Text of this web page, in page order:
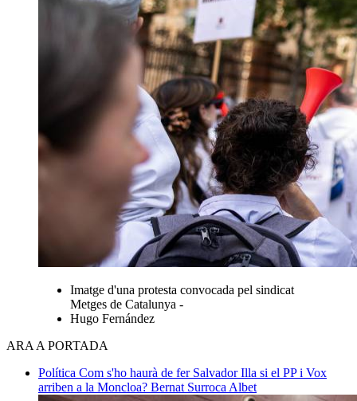
Imatge d'una protesta convocada pel sindicat
Metges de Catalunya -
Hugo Fernández
ARA A PORTADA
Política Com s'ho haurà de fer Salvador Illa si el PP i Vox
arriben a la Moncloa? Bernat Surroca Albet